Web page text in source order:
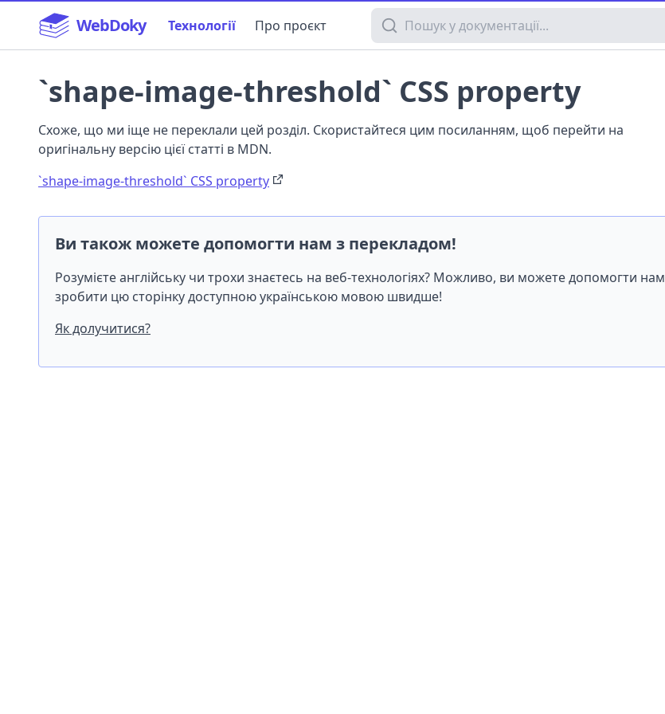
WebDoky Технології Про проєкт Пошук у документації
`shape-image-threshold` CSS property
Схоже, що ми іще не переклали цей розділ. Скористайтеся цим посиланням, щоб перейти на
оригінальну версію цієї статті в MDN.
`shape-image-threshold` CSS property
Ви також можете допомогти нам з перекладом!
Розумієте англійську чи трохи знаєтесь на веб-технологіях? Можливо, ви можете допомогти нам
зробити цю сторінку доступною українською мовою швидше!
Як долучитися?